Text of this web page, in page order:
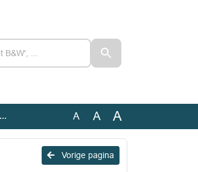
A A A
Vorige pagina